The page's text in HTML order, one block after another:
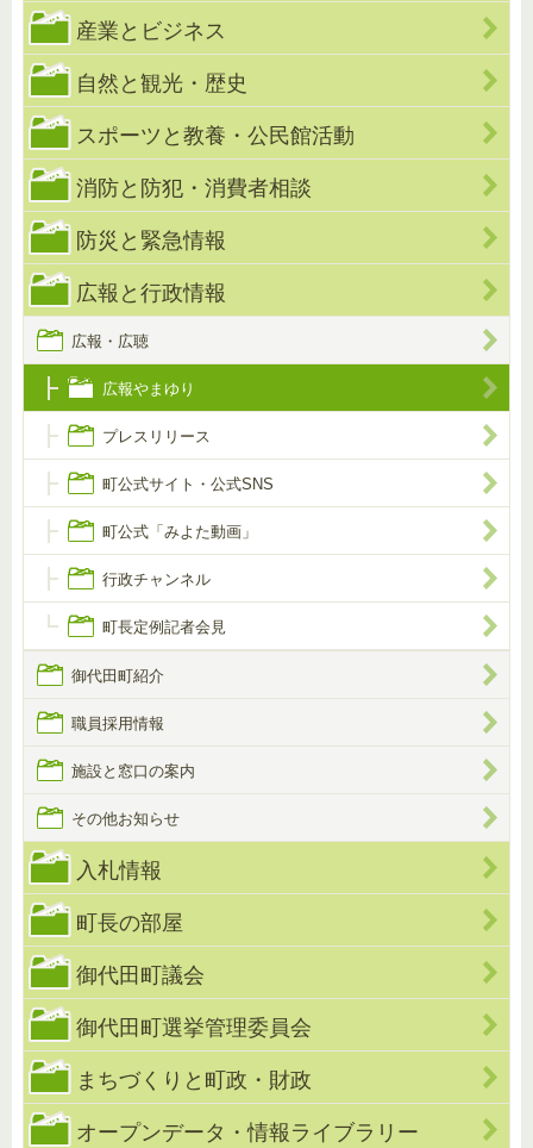
産業とビジネス
自然と観光・歴史
スポーツと教養・公民館活動
消防と防犯・消費者相談
防災と緊急情報
広報と行政情報
広報・広聴
広報やまゆり
プレスリリース
町公式サイト・公式SNS
町公式「みよた動画」
行政チャンネル
町長定例記者会見
御代田町紹介
職員採用情報
施設と窓口の案内
その他お知らせ
入札情報
町長の部屋
御代田町議会
御代田町選挙管理委員会
まちづくりと町政・財政
オープンデータ・情報ライブラリー